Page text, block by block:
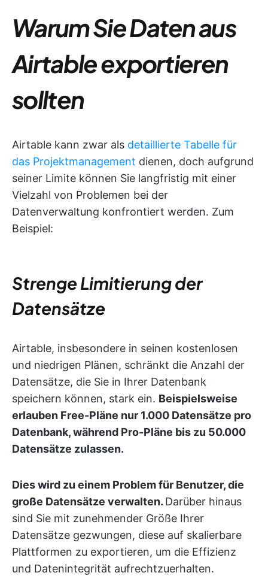
Warum Sie Daten aus
Airtable exportieren
sollten
Airtable kann zwar als detaillierte Tabelle für
das Projektmanagement dienen, doch aufgrund
seiner Limite können Sie langfristig mit einer
Vielzahl von Problemen bei der
Datenverwaltung konfrontiert werden. Zum
Beispiel:
Strenge Limitierung der
Datensätze
Airtable, insbesondere in seinen kostenlosen
und niedrigen Plänen, schränkt die Anzahl der
Datensätze, die Sie in Ihrer Datenbank
speichern können, stark ein. Beispielsweise
erlauben Free-Pläne nur 1.000 Datensätze pro
Datenbank, während Pro-Pläne bis zu 50.000
Datensätze zulassen.
Dies wird zu einem Problem für Benutzer, die
große Datensätze verwalten. Darüber hinaus
sind Sie mit zunehmender Größe Ihrer
Datensätze gezwungen, diese auf skalierbare
Plattformen zu exportieren, um die Effizienz
und Datenintegrität aufrechtzuerhalten.